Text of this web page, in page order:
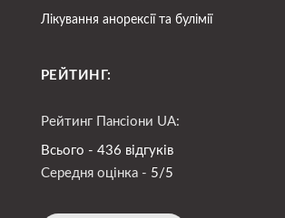
Лікування анорексії та булімії
РЕЙТИНГ:
Рейтинг Пансіони UA:
Всього - 436 відгуків
Середня оцінка - 5/5